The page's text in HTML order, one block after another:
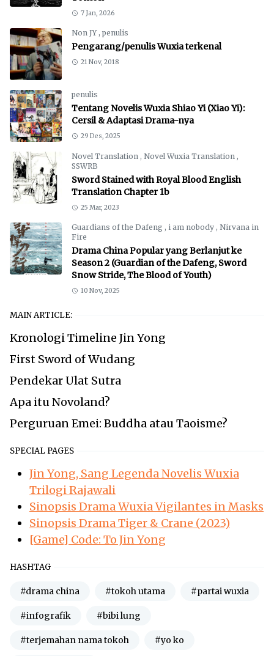
7 Jan, 2026
Non JY , penulis
Pengarang/penulis Wuxia terkenal
21 Nov, 2018
penulis
Tentang Novelis Wuxia Shiao Yi (Xiao Yi):
Cersil & Adaptasi Drama-nya
29 Des, 2025
Novel Translation , Novel Wuxia Translation ,
SSWRB
Sword Stained with Royal Blood English
Translation Chapter 1b
25 Mar, 2023
Guardians of the Dafeng , i am nobody , Nirvana in
Fire
Drama China Popular yang Berlanjut ke
Season 2 (Guardian of the Dafeng, Sword
Snow Stride, The Blood of Youth)
10 Nov, 2025
MAIN ARTICLE:
Kronologi Timeline Jin Yong
First Sword of Wudang
Pendekar Ulat Sutra
Apa itu Novoland?
Perguruan Emei: Buddha atau Taoisme?
SPECIAL PAGES
Jin Yong, Sang Legenda Novelis Wuxia
Trilogi Rajawali
Sinopsis Drama Wuxia Vigilantes in Masks
Sinopsis Drama Tiger & Crane (2023)
[Game] Code: To Jin Yong
HASHTAG
#drama china #tokoh utama #partai wuxia
#infografik #bibi lung
#terjemahan nama tokoh #yo ko